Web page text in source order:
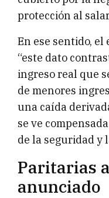
protección al
En ese sentido,
“este dato
ingreso real que
de menores
una caída
se ve
de la seguridad y
Paritarias
anunciado